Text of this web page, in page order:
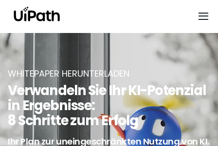
WHITEPAPER HERUNTERLADEN
Verwandeln Sie Ihr KI-Potenzial
in Ergebnisse:
8 Schritte zum Erfolg
Ihr Plan zur uneingeschränkten Nutzung von KI.